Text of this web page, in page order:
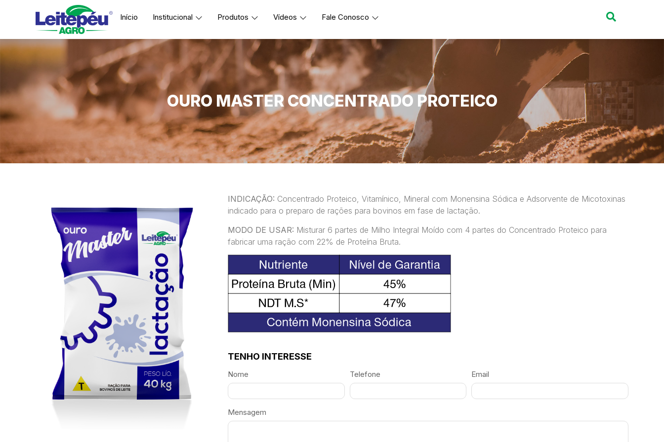
Início Institucional Produtos Vídeos Fale Conosco
OURO MASTER CONCENTRADO PROTEICO
INDICAÇÃO: Concentrado Proteico, Vitamínico, Mineral com Monensina Sódica e Adsorvente de Micotoxinas
indicado para o preparo de rações para bovinos em fase de lactação.
MODO DE USAR: Misturar 6 partes de Milho Integral Moído com 4 partes do Concentrado Proteico para
fabricar uma ração com 22% de Proteína Bruta.
TENHO INTERESSE
Nome Telefone Email
Mensagem